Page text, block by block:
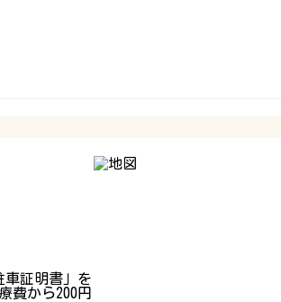
車証明書」を
費から200円